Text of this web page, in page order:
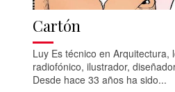
Cartón
Luy Es técnico en Arquitectura,
radiofónico, ilustrador,
Desde hace 33 años ha sido...